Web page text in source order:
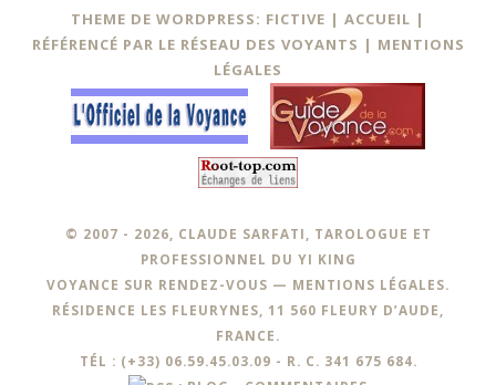
THEME DE WORDPRESS: FICTIVE | ACCUEIL |
RÉFÉRENCÉ PAR LE RÉSEAU DES VOYANTS | MENTIONS
LÉGALES
© 2007 - 2026, CLAUDE SARFATI, TAROLOGUE ET
PROFESSIONNEL DU YI KING
VOYANCE SUR RENDEZ-VOUS — MENTIONS LÉGALES.
RÉSIDENCE LES FLEURYNES, 11 560 FLEURY D’AUDE,
FRANCE.
TÉL : (+33) 06.59.45.03.09 - R. C. 341 675 684.